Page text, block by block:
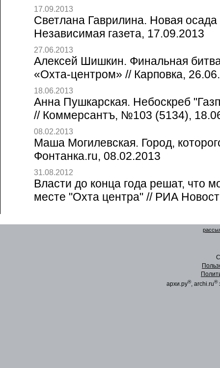
17.09.2013
Светлана Гаврилина. Новая
Независимая газета, 17.09.2013
27.06.2013
Алексей Шишкин. Финальная
«Охта-центром» // Карповка,
18.06.2013
Анна Пушкарская. Небоскреб
// Коммерсантъ, №103 (5134),
08.02.2013
Маша Могилевская. Город,
Фонтанка.ru, 08.02.2013
31.08.2012
Власти до конца года решат, что
месте "Охта центра" // РИА
архи.ру®, archi.ru®